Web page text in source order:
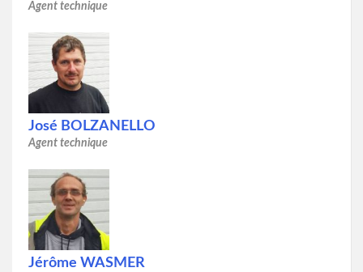
Agent technique
José BOLZANELLO
Agent technique
Jérôme WASMER